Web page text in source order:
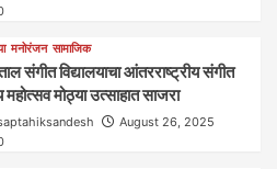
मनोरंजन सामाजिक
संगीत विद्यालयाचा आंतरराष्ट्रीय संगीत
महोत्सव मोठ्या उत्साहात साजरा
August 26, 2025